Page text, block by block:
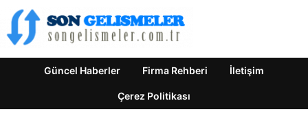
Güncel Haberler Firma Rehberi İletişim
Çerez Politikası